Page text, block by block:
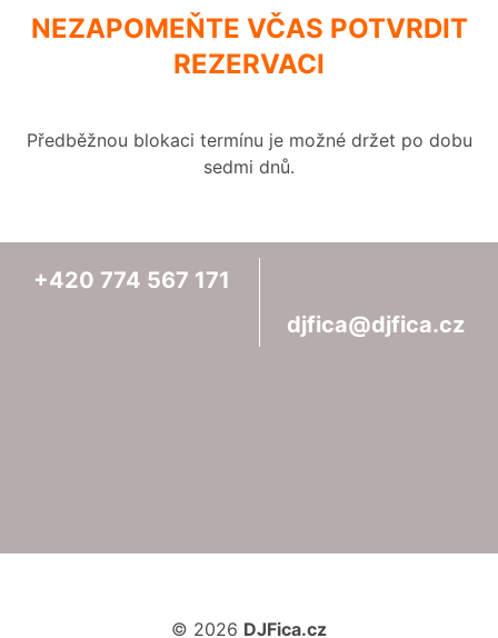
NEZAPOMEŇTE VČAS POTVRDIT
REZERVACI
Předběžnou blokaci termínu je možné držet po dobu
sedmi dnů.
+420 774 567 171
djfica@djfica.cz
© 2026 DJFica.cz